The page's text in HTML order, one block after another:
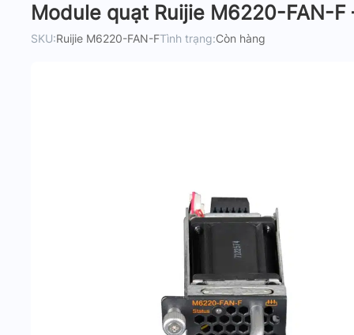
Module quạt Ruijie M6220-FAN-
SKU:Ruijie M6220-FAN-FTình trạng:Còn hàng